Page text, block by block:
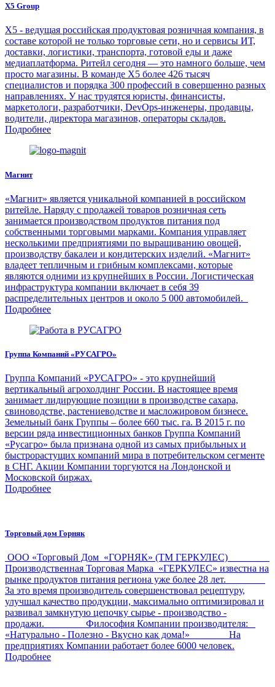
X5 Group
Х5 - ведущая российская продуктовая розничная компания, в
составе которой не только торговые сети, но и сервисы ИТ,
доставки, логистики, транспорта, готовой еды и даже
медиаплатформа. Ритейл сегодня — это намного больше, чем
просто магазины. В команде Х5 более 426 тысяч
специалистов и порядка 300 профессий в совершенно разных
направлениях. У нас трудятся юристы, финансисты,
маркетологи, разработчики, DevOps-инженеры, продавцы,
водители, директора магазинов, операторы складов.
Подробнее
Магнит
«Магнит» является уникальной компанией в российском
ритейле. Наряду с продажей товаров розничная сеть
занимается производством продуктов питания под
собственными торговыми марками. Компания управляет
несколькими предприятиями по выращиванию овощей,
производству бакалеи и кондитерских изделий. «Магнит»
владеет тепличным и грибным комплексами, которые
являются одними из крупнейших в России. Логистическая
инфраструктура компании включает в себя 39
распределительных центров и около 5 000 автомобилей.
Подробнее
Группа Компаний «РУСАГРО»
Группа Компаний «РУСАГРО» - это крупнейший
вертикальный агрохолдинг России. В настоящее время
занимает лидирующие позиции в производстве сахара,
свиноводстве, растениеводстве и масложировом бизнесе.
Земельный банк Группы – более 660 тыс. га. В 2015 г. по
версии ряда инвестиционных банков Группа Компаний
«Русагро» была признана одной из самых прибыльных и
быстрорастущих компаний мира в потребительском сегменте
в СНГ. Акции Компании торгуются на Лондонской и
Московской биржах.
Подробнее
Торговый дом Горняк
ООО «Торговый Дом «ГОРНЯК» (ТМ ГЕРКУЛЕС)
Производственная Торговая Марка «ГЕРКУЛЕС» известна на
рынке продуктов питания региона уже более 28 лет.
За это время производитель совершенствовал рецептуру,
улучшал качество продукции, максимально оптимизировал и
развивал замкнутую цепочку сырье - производство -
продажи. Философия Компании производителя:
«Натурально - Полезно - Вкусно как дома!» На
предприятиях Компании работает более 6000 человек.
Подробнее